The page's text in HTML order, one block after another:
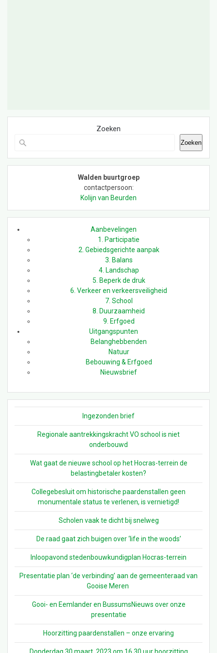
Zoeken
Zoeken
Walden buurtgroep
contactpersoon:
Kolijn van Beurden
Aanbevelingen
1. Participatie
2. Gebiedsgerichte aanpak
3. Balans
4. Landschap
5. Beperk de druk
6. Verkeer en verkeersveiligheid
7. School
8. Duurzaamheid
9. Erfgoed
Uitgangspunten
Belanghebbenden
Natuur
Bebouwing & Erfgoed
Nieuwsbrief
Ingezonden brief
Regionale aantrekkingskracht VO school is niet
onderbouwd
Wat gaat de nieuwe school op het Hocras-terrein de
belastingbetaler kosten?
Collegebesluit om historische paardenstallen geen
monumentale status te verlenen, is vernietigd!
Scholen vaak te dicht bij snelweg
De raad gaat zich buigen over ‘life in the woods’
Inloopavond stedenbouwkundigplan Hocras-terrein
Presentatie plan ‘de verbinding’ aan de gemeenteraad van
Gooise Meren
Gooi- en Eemlander en BussumsNieuws over onze
presentatie
Hoorzitting paardenstallen – onze ervaring